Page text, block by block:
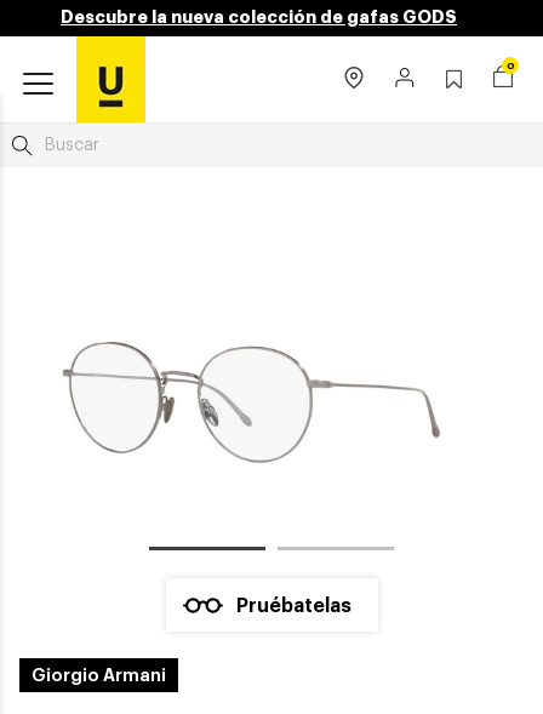
Descubre la nueva colección de gafas GODS
0
Pruébatelas
Giorgio Armani